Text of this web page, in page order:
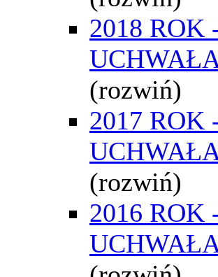
2018 ROK
(rozwiń)
2017 ROK
(rozwiń)
2016 ROK